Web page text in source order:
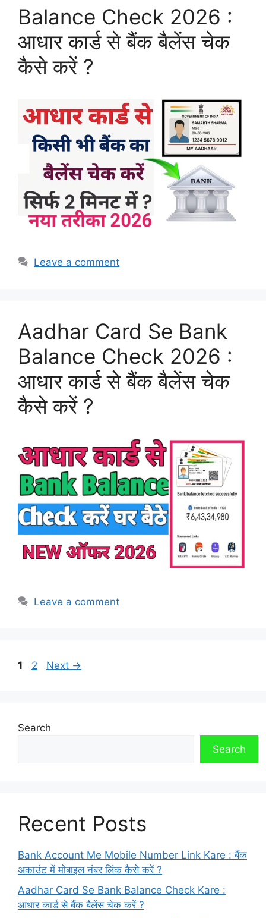
Balance Check 2026 :
आधार कार्ड से बैंक बैलेंस चेक
कैसे करें ?
Leave a comment
Aadhar Card Se Bank
Balance Check 2026 :
आधार कार्ड से बैंक बैलेंस चेक
कैसे करें ?
Leave a comment
Page
1 Page
2 Next →
Search
Search
Recent Posts
Bank Account Me Mobile Number Link Kare : बैंक
अकाउंट में मोबाइल नंबर लिंक कैसे करें ?
Aadhar Card Se Bank Balance Check Kare :
आधार कार्ड से बैंक बैलेंस चेक करें ?